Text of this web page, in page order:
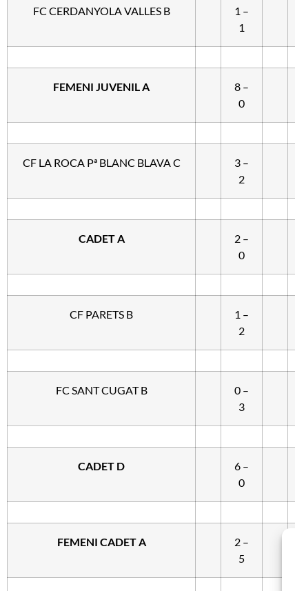
FC CERDANYOLA VALLES B
1 –
1
FEMENI JUVENIL A
8 –
0
CF LA ROCA Pª BLANC BLAVA C
3 –
2
CADET A
2 –
0
CF PARETS B
1 –
2
FC SANT CUGAT B
0 –
3
CADET D
6 –
0
FEMENI CADET A
2 –
5